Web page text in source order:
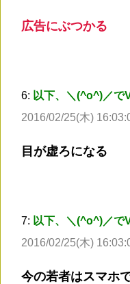
広告にぶつかる
6: 以下、＼(^o^)／で
2016/02/25(木)
目が虚ろになる
7: 以下、＼(^o^)／で
2016/02/25(木)
今の若者はスマホ